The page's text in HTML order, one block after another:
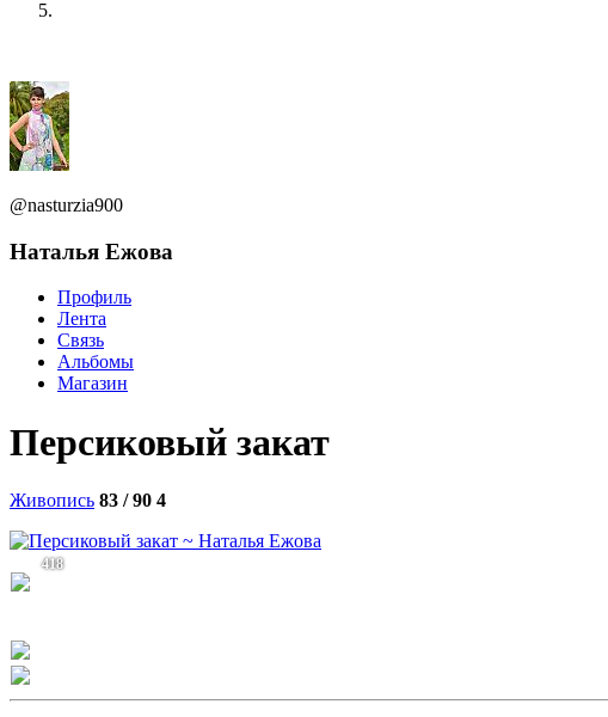
@nasturzia900
Наталья Ежова
Профиль
Лента
Связь
Альбомы
Магазин
Персиковый закат
Живопись 83 / 90 4
418